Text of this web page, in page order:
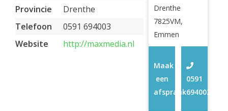
Provincie
Drenthe
Telefoon
0591 694003
Website
http://maxmedia.nl
Drenthe
7825VM,
Emmen
0591
694003
Maak
een
afspraak